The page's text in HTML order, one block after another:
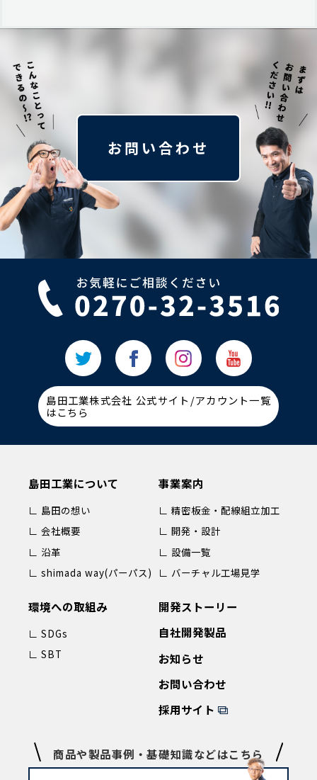
お問い合わせ
島田工業株式会社 公式サイト/アカウント一覧
はこちら
島田工業について
∟ 島田の想い
∟ 会社概要
∟ 沿革
∟ shimada way(パーパス)
事業案内
∟ 精密板金・配線組立加工
∟ 開発・設計
∟ 設備一覧
∟ バーチャル工場見学
環境への取組み
∟ SDGs
∟ SBT
開発ストーリー
自社開発製品
お知らせ
お問い合わせ
採用サイト
商品や製品事例・基礎知識などはこちら